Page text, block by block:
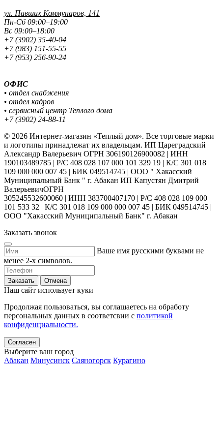
ул. Павших Коммунаров, 141
Пн-Сб 09:00–19:00
Вс 09:00–18:00
+7 (3902) 35-40-04
+7 (983) 151-55-55
+7 (953) 256-90-24
ОФИС
• отдел снабжения
• отдел кадров
• сервисный центр Теплого дома
+7 (3902) 24-88-11
© 2026 Интернет-магазин «Теплый дом». Все торговые марки
и логотипы принадлежат их владельцам. ИП Цареградский
Александр Валерьевич ОГРН 306190126900082 | ИНН
190103489785 | Р/С 408 028 107 000 101 329 19 | К/С 301 018
109 000 000 007 45 | БИК 049514745 | ООО " Хакасский
Муниципальный Банк " г. Абакан ИП Капустян Дмитрий
ВалерьевичОГРН
305245532600060 | ИНН 383700407170 | Р/С 408 028 109 000
101 533 32 | К/С 301 018 109 000 000 007 45 | БИК 049514745 |
ООО "Хакасский Муниципальный Банк" г. Абакан
Заказать звонок
Ваше имя русскими буквами не
менее 2-х символов.
Заказать Отмена
Наш сайт использует куки
Продолжая пользоваться, вы соглашаетесь на обработу
персональных данных в соответсвии с политикой
конфиденциальности.
Согласен
Выберите ваш город
Абакан Минусинск Саяногорск Курагино